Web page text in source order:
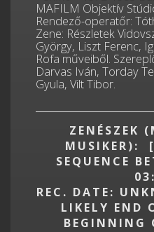
MAFILM Objektív
Rendező-operatőr:
Zene: Részletek
György, Liszt Ferenc,
Rofa műveiből.
Darvas Iván, Torday
Gyula, Vilt Tibor.
ZENÉSZEK
MUSIKER):
SEQUENCE
REC. DATE:
LIKELY END
BEGINNING